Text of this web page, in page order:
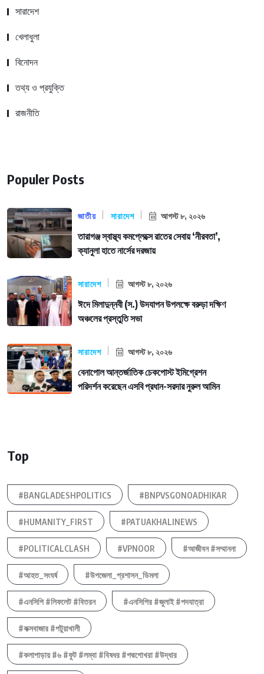
সারাদেশ
খেলাধুলা
বিনোদন
তথ্য ও প্রযুক্তি
রাজনীতি
Populer Posts
জাতীয় সারাদেশ আগস্ট ৮, ২০২৬
তারাগঞ্জ স্বাস্থ্য কমপ্লেক্সে রাতের সেবায় ‘নীরবতা’,
ক্যানুলা হাতে নার্সের দরজায়
সারাদেশ আগস্ট ৮, ২০২৬
ঈদে মিলাদুন্নবী (স.) উদযাপন উপলক্ষে বরুড়া দক্ষিণ
অঞ্চলের প্রস্তুতি সভা
সারাদেশ আগস্ট ৮, ২০২৬
বেনাপোল আন্তর্জাতিক চেকপোস্ট ইমিগ্রেশন
পরিদর্শন করেছেন এসবি প্রধান-সরদার নুরুল আমিন
Top
#BANGLADESHPOLITICS #BNPVSGONOADHIKAR
#HUMANITY_FIRST #PATUAKHALINEWS
#POLITICALCLASH #VPNOOR #আজীবন #সম্মাননা
#আহত_সংঘর্ষ #উপজেলা_প্রশাসন_ডিমলা
#এনসিপি #লিফলেট #বিতরন #এনসিপির #জুলাই #পদযাত্রা
#কক্সবাজার #পটুয়াখালী
#কলাপাড়ায় #৬ #ফুট #লম্বা #বিষধর #পদ্মগোখরা #উদ্ধার